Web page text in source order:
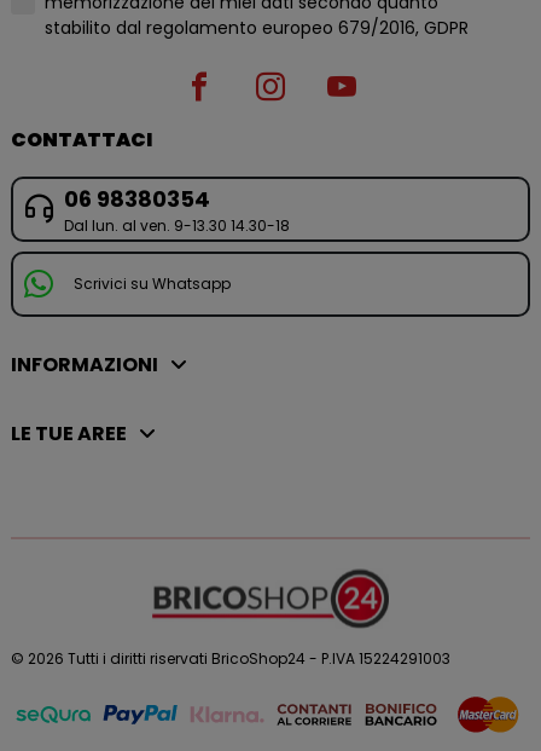
stabilito dal regolamento europeo 679/2016, GDPR
CONTATTACI
06 98380354
Dal lun. al ven. 9-13.30 14.30-18
Scrivici su Whatsapp
INFORMAZIONI
LE TUE AREE
© 2026 Tutti i diritti riservati BricoShop24 - P.IVA 15224291003